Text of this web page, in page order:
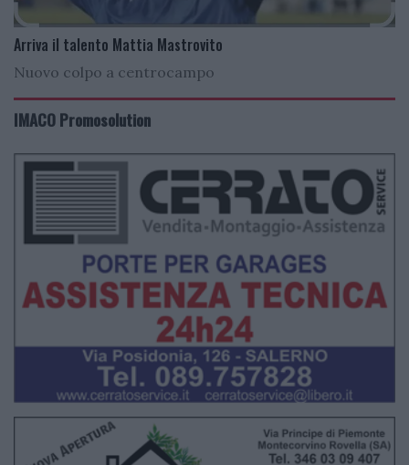
Arriva il talento Mattia Mastrovito
Nuovo colpo a centrocampo
IMACO Promosolution